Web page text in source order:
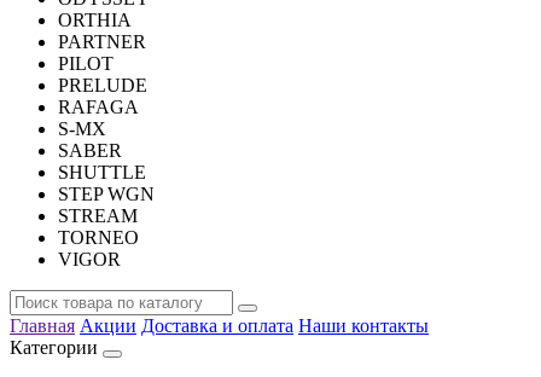
ORTHIA
PARTNER
PILOT
PRELUDE
RAFAGA
S-MX
SABER
SHUTTLE
STEP WGN
STREAM
TORNEO
VIGOR
Главная Акции Доставка и оплата Наши контакты
Категории